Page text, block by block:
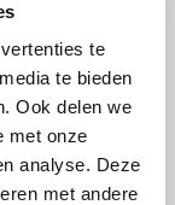
te
te bieden
Ook delen we
met onze
analyse. Deze
met andere
Mi Band
vast aan...